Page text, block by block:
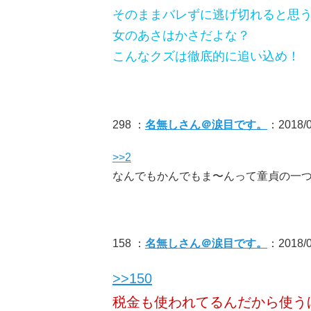
そのままバレずに逃げ切れると思
女のあさはかさだよな？
こんなクズは徹底的に追い込め！
298 ： 名無しさん＠涙目です。 ：
>>2
なんでもかんでもま〜んって童貞の一
158 ： 名無しさん＠涙目です。 ：
>>150
税金も使われてるんだから使